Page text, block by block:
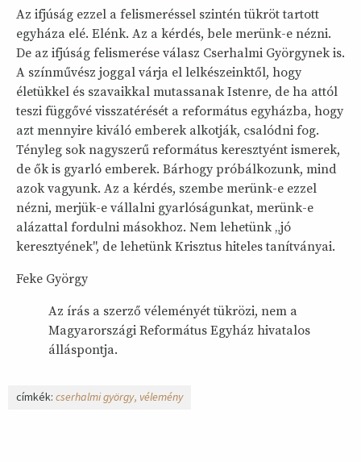
Az ifjúság ezzel a felismeréssel szintén tükröt tartott
egyháza elé. Elénk. Az a kérdés, bele merünk-e nézni.
De az ifjúság felismerése válasz Cserhalmi Györgynek is.
A színművész joggal várja el lelkészeinktől, hogy
életükkel és szavaikkal mutassanak Istenre, de ha attól
teszi függővé visszatérését a református egyházba, hogy
azt mennyire kiváló emberek alkotják, csalódni fog.
Tényleg sok nagyszerű református keresztyént ismerek,
de ők is gyarló emberek. Bárhogy próbálkozunk, mind
azok vagyunk. Az a kérdés, szembe merünk-e ezzel
nézni, merjük-e vállalni gyarlóságunkat, merünk-e
alázattal fordulni másokhoz. Nem lehetünk „jó
keresztyének", de lehetünk Krisztus hiteles tanítványai.
Feke György
Az írás a szerző véleményét tükrözi, nem a
Magyarországi Református Egyház hivatalos
álláspontja.
címkék: cserhalmi györgy vélemény